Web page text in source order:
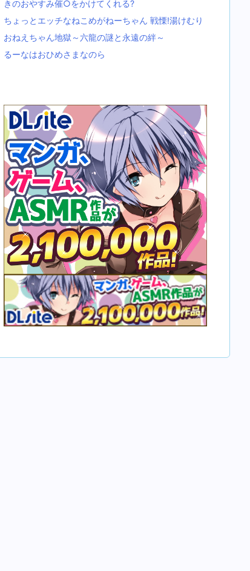
きのおやすみ催○をかけてくれる?
ちょっとエッチなねこめがねーちゃん 戦慄!湯けむり
おねえちゃん地獄～六龍の謎と永遠の絆～
るーなはおひめさまなのら